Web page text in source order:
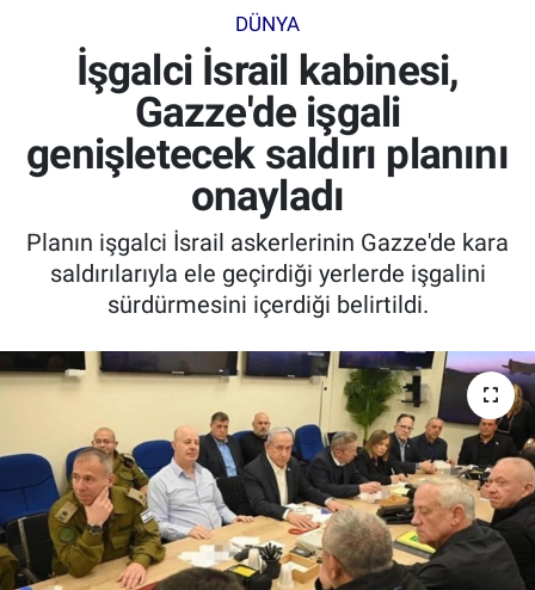
DÜNYA
İşgalci İsrail kabinesi,
Gazze'de işgali
genişletecek saldırı planını
onayladı
Planın işgalci İsrail askerlerinin Gazze'de kara
saldırılarıyla ele geçirdiği yerlerde işgalini
sürdürmesini içerdiği belirtildi.